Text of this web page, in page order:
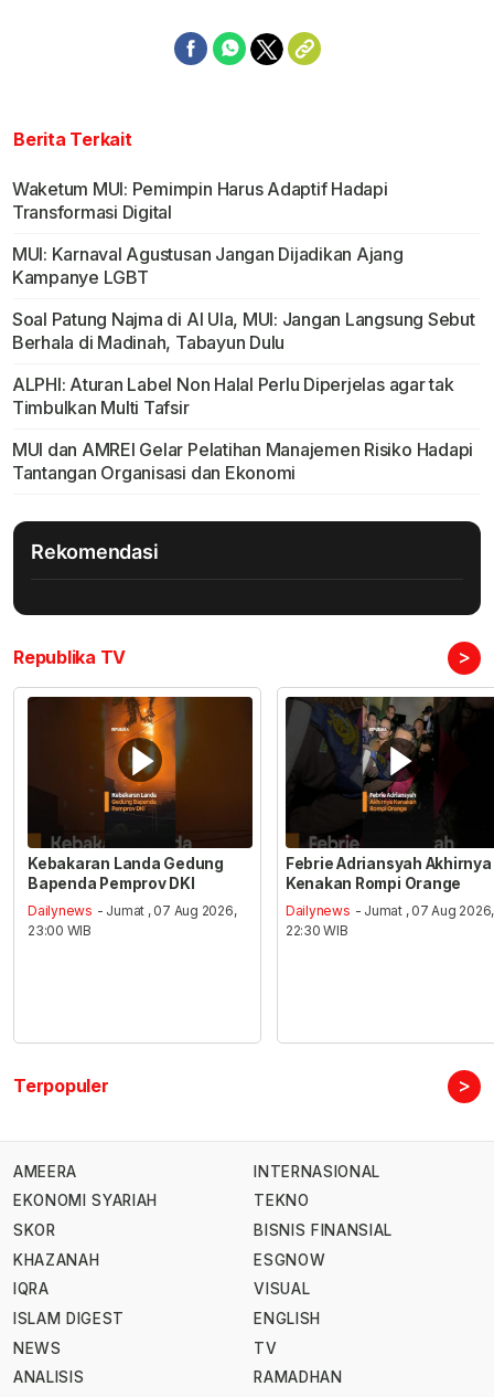
Berita Terkait
Waketum MUI: Pemimpin Harus Adaptif Hadapi
Transformasi Digital
MUI: Karnaval Agustusan Jangan Dijadikan Ajang
Kampanye LGBT
Soal Patung Najma di Al Ula, MUI: Jangan Langsung Sebut
Berhala di Madinah, Tabayun Dulu
ALPHI: Aturan Label Non Halal Perlu Diperjelas agar tak
Timbulkan Multi Tafsir
MUI dan AMREI Gelar Pelatihan Manajemen Risiko Hadapi
Tantangan Organisasi dan Ekonomi
Rekomendasi
Republika TV >
Kebakaran Landa Gedung
Bapenda Pemprov DKI
Dailynews - Jumat , 07 Aug 2026,
23:00 WIB
Febrie Adriansyah Akhirnya
Kenakan Rompi Orange
Dailynews - Jumat , 07 Aug 2026,
22:30 WIB
Terpopuler >
AMEERA
EKONOMI SYARIAH
SKOR
KHAZANAH
IQRA
ISLAM DIGEST
NEWS
ANALISIS
INTERNASIONAL
TEKNO
BISNIS FINANSIAL
ESGNOW
VISUAL
ENGLISH
TV
RAMADHAN